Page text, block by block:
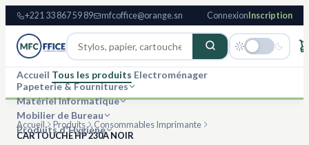
+221 33 867 59 89 mfcoffice@orange.sn Connexion Inscription
Accueil Tous les produits Electroménager
Papeterie & Fournitures
Matériel Informatique
Mobilier de Bureau
Produits d'Hygiène
Accueil Produits
Consommables Imprimante
CARTOUCHE HP 230A NOIR